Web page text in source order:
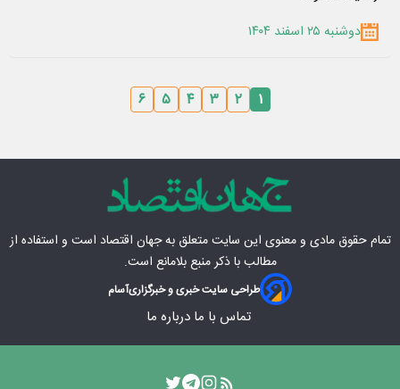
دوشنبه ۲۵ اسفند ۱۴۰۴
۱ ۲ ۳ ۴ ۵ ۶
تمام حقوق مادی‌ و معنوی این سایت متعلق بهجهان اقتصاد است و استفاده از
مطالب با ذکر منبع بلامانع است.
طراحی سایت خبری و خبرگزاریآسام
تماس با ما درباره ما